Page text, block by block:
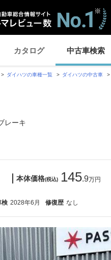
カタログ 中古車検索
ダイハツの車種一覧 ダイハツの中古車
レーキ
本体価格(税込) 145.9万円
検 2028年6月 修復歴 なし